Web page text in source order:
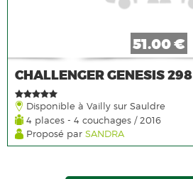
51.00 €
CHALLENGER GENESIS 298
Disponible à Vailly sur Sauldre
4 places - 4 couchages / 2016
Proposé parSANDRA